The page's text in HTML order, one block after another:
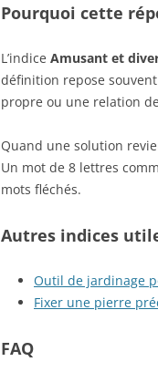
Pourquoi cette
L’indice Amusant et
définition repose
propre ou une relation
Quand une solution
Un mot de 8 lettres
mots fléchés.
Autres indices
Outil de jardinage
Fixer une pierre
FAQ